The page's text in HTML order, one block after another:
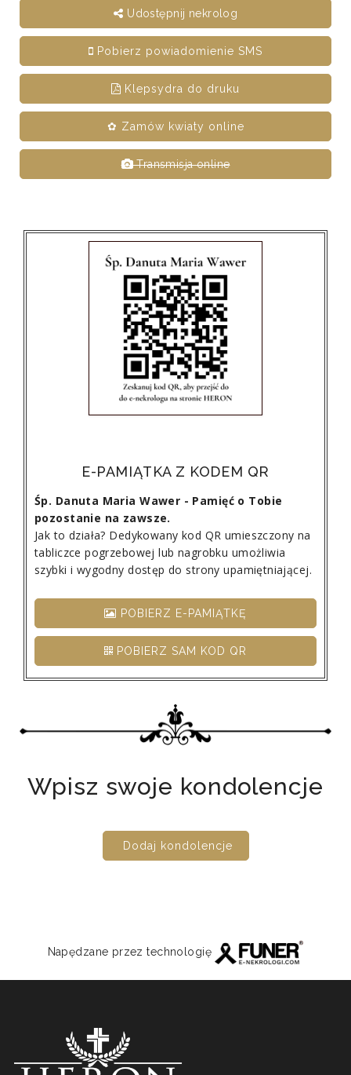
Udostępnij nekrolog
Pobierz powiadomienie SMS
Klepsydra do druku
✿ Zamów kwiaty online
Transmisja online
E-PAMIĄTKA Z KODEM QR
Śp. Danuta Maria Wawer - Pamięć o Tobie
pozostanie na zawsze.
Jak to działa? Dedykowany kod QR umieszczony na
tabliczce pogrzebowej lub nagrobku umożliwia
szybki i wygodny dostęp do strony upamiętniającej.
POBIERZ E-PAMIĄTKĘ
POBIERZ SAM KOD QR
Wpisz swoje kondolencje
Dodaj kondolencje
Napędzane przez technologię